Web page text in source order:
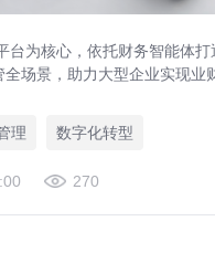
台为核心，依托财务智能体打
场景，助力大型企业实现业
业的共同选择。
理 数字化转型
270